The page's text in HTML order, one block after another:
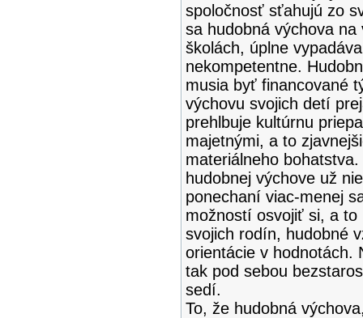
spoločnosť sťahujú zo
sa hudobná výchova
školách, úplne
nekompetentne.
musia byť financované
výchovu svojich detí
prehlbuje kultúrnu
majetnými, a to
materiálneho
hudobnej výchove už
ponechaní viac-menej
možností osvojiť si, a to
svojich rodín, hudobné
orientácie v hodnotách.
tak pod sebou
sedí.
To, že hudobná